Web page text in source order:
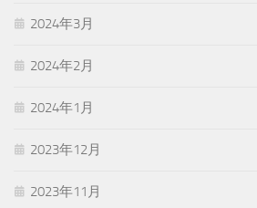
2024年3月
2024年2月
2024年1月
2023年12月
2023年11月